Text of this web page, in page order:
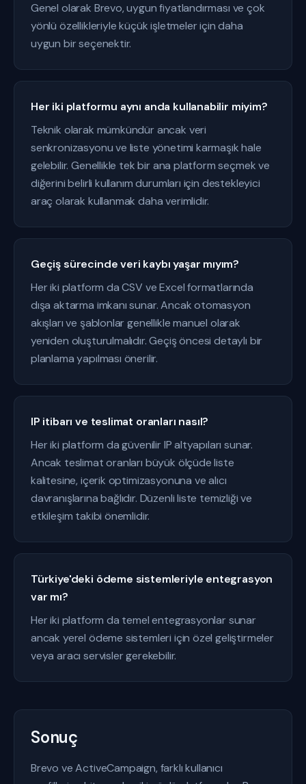
Genel olarak Brevo, uygun fiyatlandırması ve çok
yönlü özellikleriyle küçük işletmeler için daha
uygun bir seçenektir.
Her iki platformu aynı anda kullanabilir miyim?
Teknik olarak mümkündür ancak veri
senkronizasyonu ve liste yönetimi karmaşık hale
gelebilir. Genellikle tek bir ana platform seçmek ve
diğerini belirli kullanım durumları için destekleyici
araç olarak kullanmak daha verimlidir.
Geçiş sürecinde veri kaybı yaşar mıyım?
Her iki platform da CSV ve Excel formatlarında
dışa aktarma imkanı sunar. Ancak otomasyon
akışları ve şablonlar genellikle manuel olarak
yeniden oluşturulmalıdır. Geçiş öncesi detaylı bir
planlama yapılması önerilir.
IP itibarı ve teslimat oranları nasıl?
Her iki platform da güvenilir IP altyapıları sunar.
Ancak teslimat oranları büyük ölçüde liste
kalitesine, içerik optimizasyonuna ve alıcı
davranışlarına bağlıdır. Düzenli liste temizliği ve
etkileşim takibi önemlidir.
Türkiye'deki ödeme sistemleriyle entegrasyon
var mı?
Her iki platform da temel entegrasyonlar sunar
ancak yerel ödeme sistemleri için özel geliştirmeler
veya aracı servisler gerekebilir.
Sonuç
Brevo ve ActiveCampaign, farklı kullanıcı